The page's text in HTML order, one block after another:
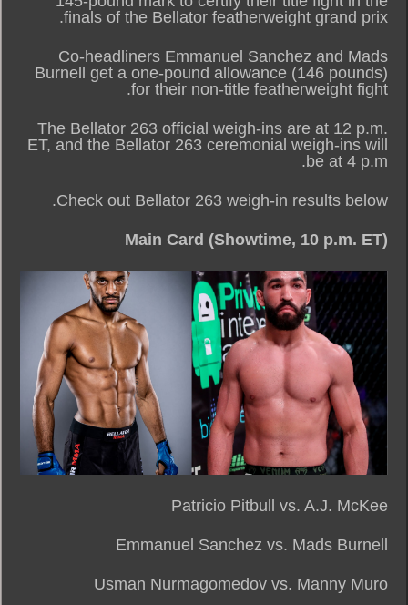
finals of the Bellator featherweight grand prix.
Co-headliners Emmanuel Sanchez and Mads
Burnell get a one-pound allowance (146 pounds)
for their non-title featherweight fight.
The Bellator 263 official weigh-ins are at 12 p.m.
ET, and the Bellator 263 ceremonial weigh-ins will
be at 4 p.m.
Check out Bellator 263 weigh-in results below.
Main Card (Showtime, 10 p.m. ET)
Patricio Pitbull vs. A.J. McKee
Emmanuel Sanchez vs. Mads Burnell
Usman Nurmagomedov vs. Manny Muro